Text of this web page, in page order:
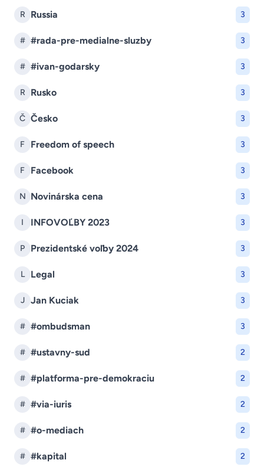
R Russia 3
# #rada-pre-medialne-sluzby 3
# #ivan-godarsky 3
R Rusko 3
Č Česko 3
F Freedom of speech 3
F Facebook 3
N Novinárska cena 3
I INFOVOĽBY 2023 3
P Prezidentské voľby 2024 3
L Legal 3
J Jan Kuciak 3
# #ombudsman 3
# #ustavny-sud 2
# #platforma-pre-demokraciu 2
# #via-iuris 2
# #o-mediach 2
# #kapital 2